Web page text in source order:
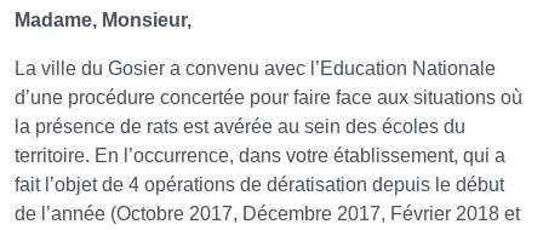
Madame, Monsieur,
La ville du Gosier a convenu avec l’Education Nationale
d’une procédure concertée pour faire face aux situations où
la présence de rats est avérée au sein des écoles du
territoire. En l’occurrence, dans votre établissement, qui a
fait l’objet de 4 opérations de dératisation depuis le début
de l’année (Octobre 2017, Décembre 2017, Février 2018 et